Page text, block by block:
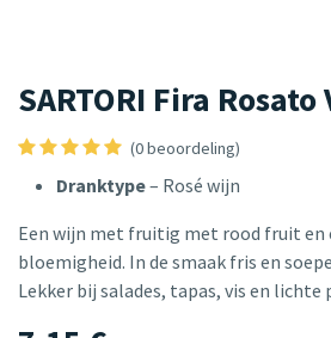
SARTORI Fira Rosato
(0 beoordeling)
Dranktype– Rosé wijn
Een wijn met fruitig met rood fruit en
bloemigheid. In de smaak fris en
Lekker bij salades, tapas, vis en lichte